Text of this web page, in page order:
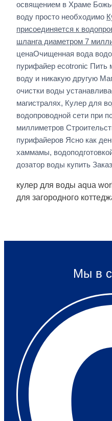
освящением в Храме
воду просто необходимо
присоединяется к
шланга диаметром 7
ценаОчищенная вода
пурифайер ecotronic Пить
воду и никакую другую
очистки воды
магистралях, Кулер для
водопроводной сети при
миллиметров
пурифайеров Ясно как
хаммамы,
дозатор воды купить
кулер для воды aqua
для загородного
Мы в